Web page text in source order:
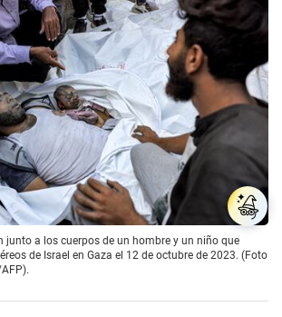
junto a los cuerpos de un hombre y un niño que
de Israel en Gaza el 12 de octubre de 2023. (Foto